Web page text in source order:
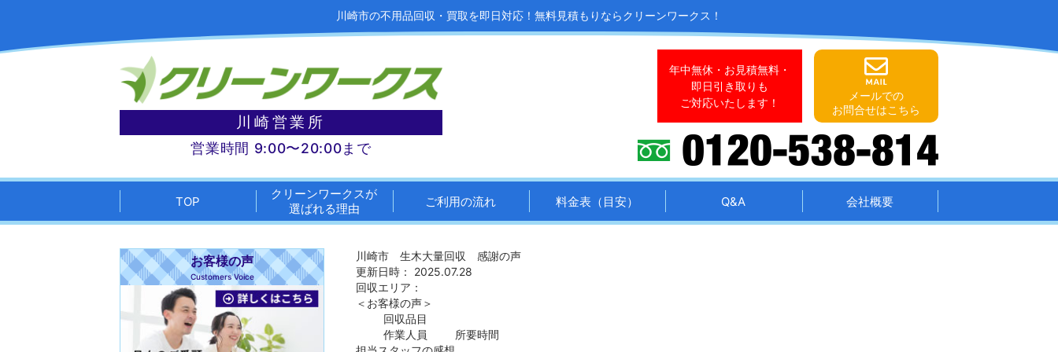
川崎市の不用品回収・買取を即日対応！ 無料見積もりならクリーンワークス！
川崎営業所
営業時間 9:00〜20:00まで
年中無休・お見積無料・
即日引き取りも
ご対応いたします！
メールでの
お問合せはこちら
TOP
クリーンワークスが
選ばれる理由
ご利用の流れ 料金表（目安） Q&A 会社概要
川崎市 生木大量回収 感謝の声
更新日時： 2025.07.28
回収エリア：
＜お客様の声＞
回収品目
作業人員
所要時間
お客様の声
Customers Voice